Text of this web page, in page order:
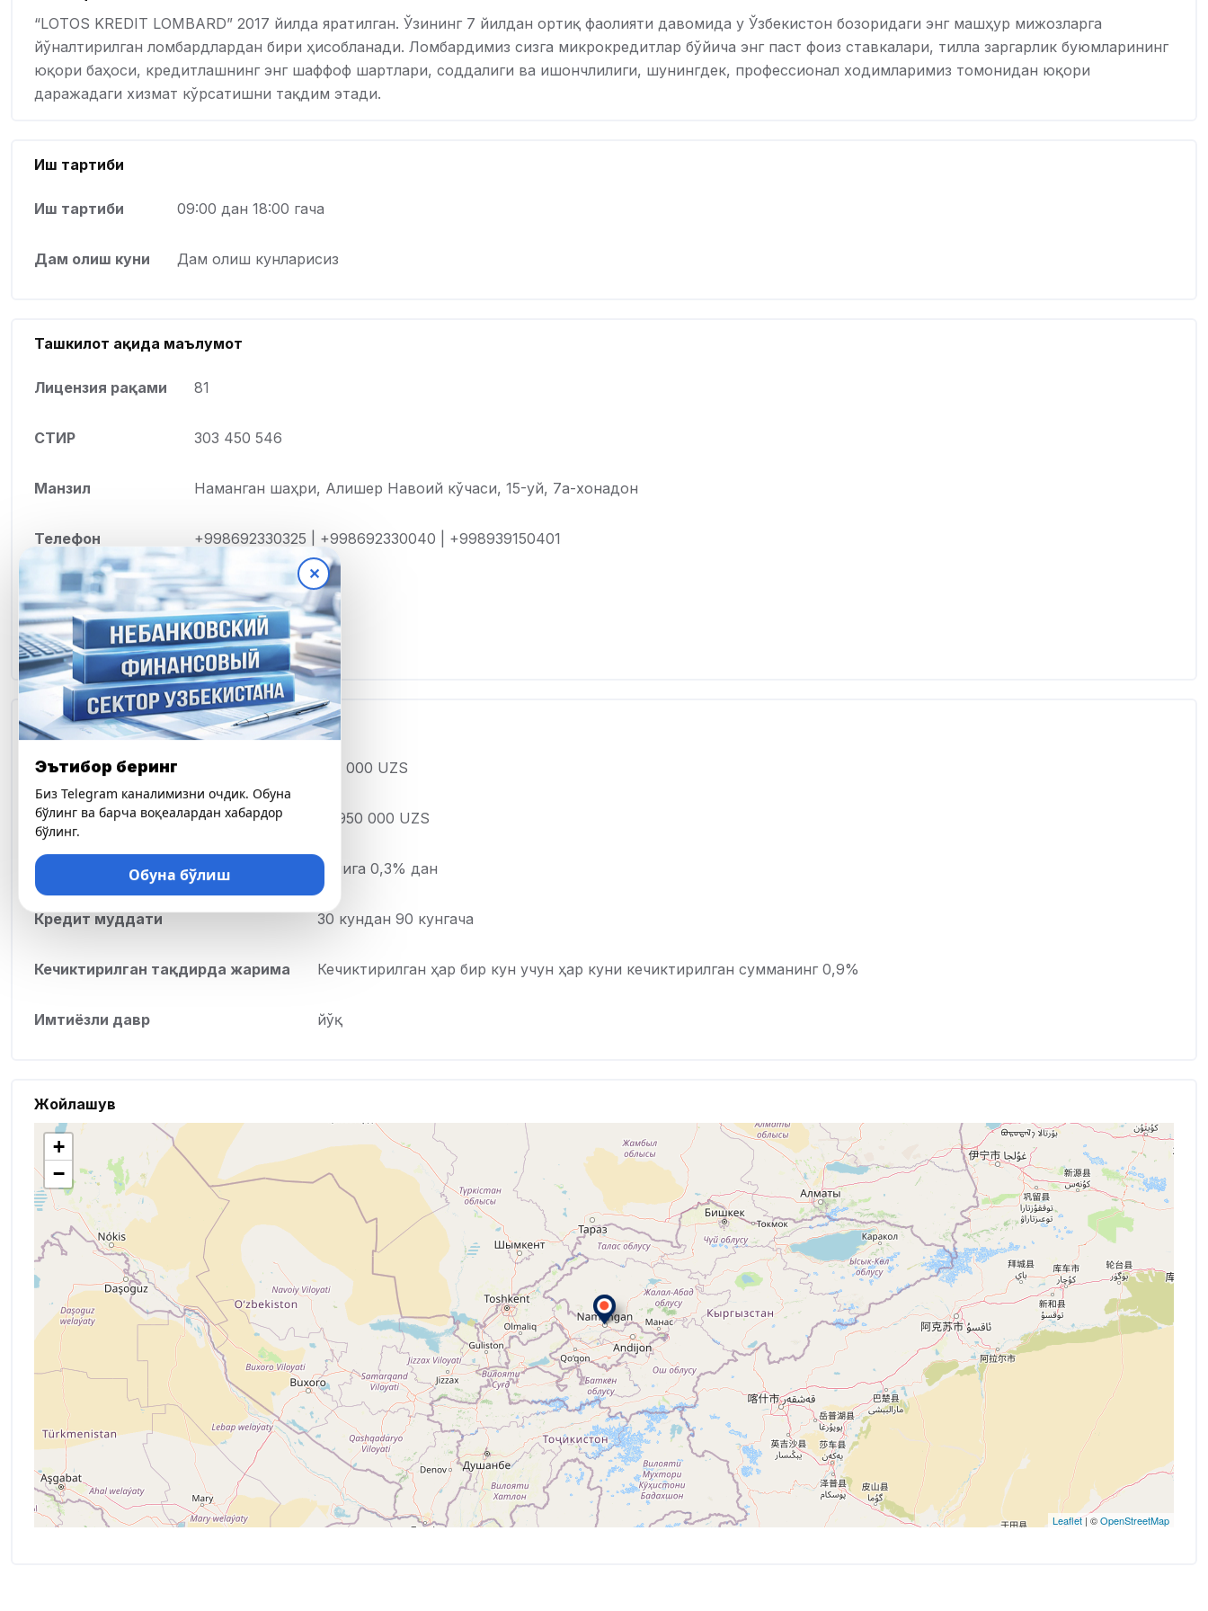
“LOTOS KREDIT LOMBARD” 2017 йилда яратилган. Ўзининг 7 йилдан ортиқ фаолияти давомида у Ўзбекистон бозоридаги энг машҳур мижозларга
йўналтирилган ломбардлардан бири ҳисобланади. Ломбардимиз сизга микрокредитлар бўйича энг паст фоиз ставкалари, тилла заргарлик буюмларининг
юқори баҳоси, кредитлашнинг энг шаффоф шартлари, соддалиги ва ишончлилиги, шунингдек, профессионал ходимларимиз томонидан юқори
даражадаги хизмат кўрсатишни тақдим этади.
Иш тартиби
Иш тартиби 09:00 дан 18:00 гача
Дам олиш куни Дам олиш кунларисиз
Ташкилот ҳақида маълумот
Лицензия рақами 81
СТИР 303 450 546
Манзил Наманган шаҳри, Алишер Навоий кўчаси, 15-уй, 7а-хонадон
Телефон +998692330325 | +998692330040 | +998939150401
Веб-сайт
Telegram
Тарифлар ва шартлар
Минимал миқдор 100 000 UZS
Максимал миқдор 16 950 000 UZS
Ставка фоизи кунига 0,3% дан
Кредит муддати 30 кундан 90 кунгача
Кечиктирилган тақдирда жарима Кечиктирилган ҳар бир кун учун ҳар куни кечиктирилган сумманинг 0,9%
Имтиёзли давр йўқ
Жойлашув
+
−
Leaflet| ©OpenStreetMap
✕
Эътибор беринг
Биз Telegram каналимизни очдик. Обуна
бўлинг ва барча воқеалардан хабардор
бўлинг.
Обуна бўлиш